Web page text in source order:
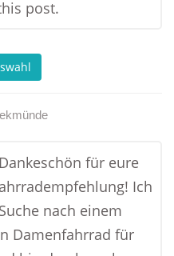
post.
für eure
Ich
nach einem
Damenfahrrad für